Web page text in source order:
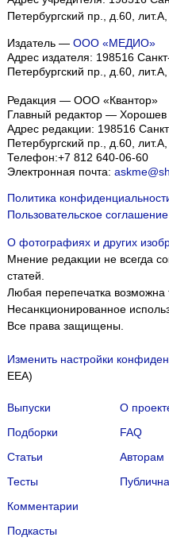
Петербургский пр., д.60,
Издатель — ООО «МЕДИО»
Адрес издателя: 198516
Петербургский пр., д.60,
Редакция — ООО «Квантор»
Главный редактор —
Адрес редакции: 198516
Петербургский пр., д.60,
Телефон:+7 812 640-06-60
Электронная почта:
Политика
Пользовательское соглашение
О фотографиях и других
Мнение редакции не всегда
статей.
Любая перепечатка возможна
Несанкционированное
Все права защищены.
Изменить настройки
EEA)
Выпуски
Подборки
Статьи
Тесты
Комментарии
Подкасты
О
FAQ
Авторам